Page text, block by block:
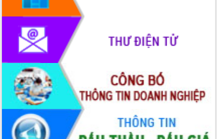
tầm nhìn đến năm 2050
Nâng cao hiệu quả hoạt động của các
doanh nghiệp nhà nước
Hội nghị triển khai kết nối mạng
truyền số liệu chuyên dùng phục vụ cơ
quan Đảng, Nhà nước
Lễ phát động chuỗi hoạt động chung
tay làm sạch môi trường
Xã Ea Kar bước chuyển mình trong
công tác cải cách hành chính mô hình
UBND tỉnh họp báo định kỳ tháng 4
năm 2026